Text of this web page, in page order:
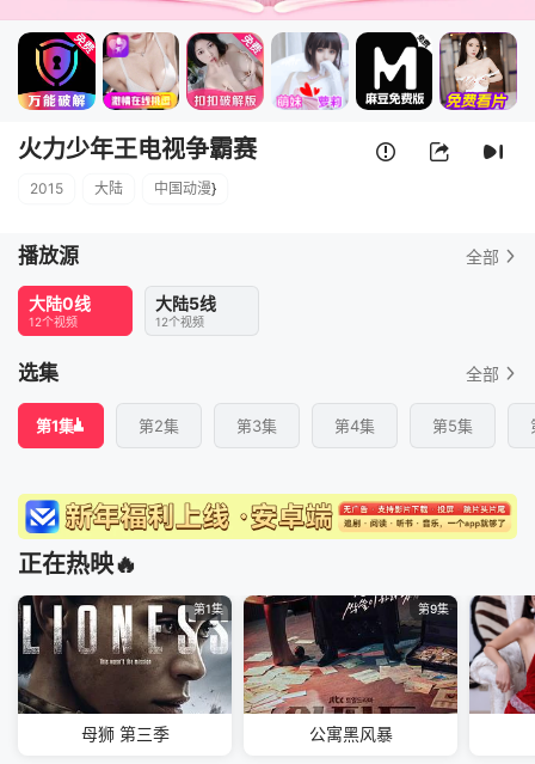
火力少年王电视争霸赛
2015 大陆 中国动漫}
播放源 全部
大陆0线
12个视频
大陆5线
12个视频
选集 全部
第1集 第2集 第3集 第4集 第5集
正在热映🔥
第1集
母狮 第三季
第9集
公寓黑风暴